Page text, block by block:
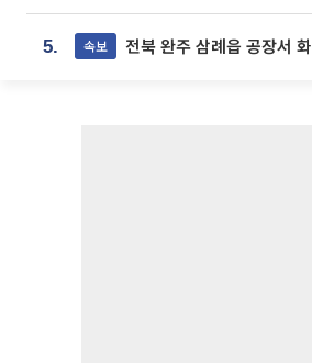
5. 속보 전북 완주 삼례읍 공장서